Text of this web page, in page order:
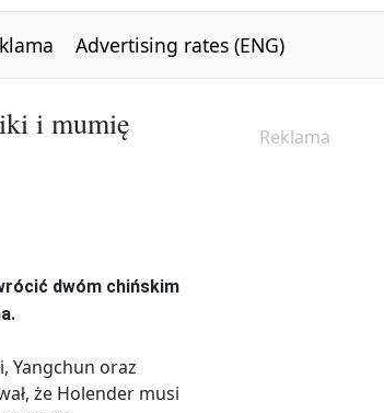
Advertising rates (ENG)
i mumię
dwóm chińskim
Yangchun oraz
że Holender musi
Reklama